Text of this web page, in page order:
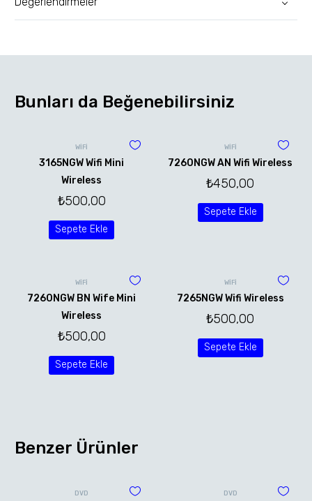
Bunları da Beğenebilirsiniz
WİFİ
3165NGW Wifi Mini
Wireless
₺500,00
Sepete Ekle
WİFİ
7260NGW AN Wifi Wireless
₺450,00
Sepete Ekle
WİFİ
7260NGW BN Wife Mini
Wireless
₺500,00
Sepete Ekle
WİFİ
7265NGW Wifi Wireless
₺500,00
Sepete Ekle
Benzer Ürünler
DVD DVD